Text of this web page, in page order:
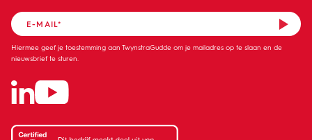
Hiermee geef je toestemming aan TwynstraGudde om je mailadres op te slaan en de
nieuwsbrief te sturen.